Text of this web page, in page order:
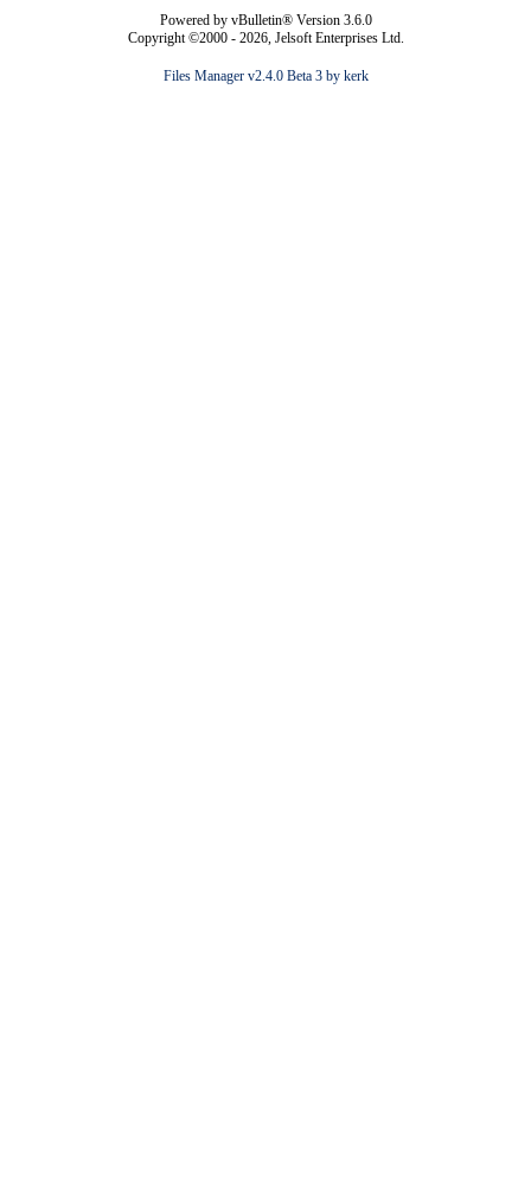
Powered by vBulletin® Version 3.6.0
Copyright ©2000 - 2026, Jelsoft Enterprises Ltd.
Files Manager v2.4.0 Beta 3 by kerk